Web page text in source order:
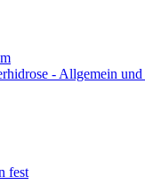
- Allgemein und
fest